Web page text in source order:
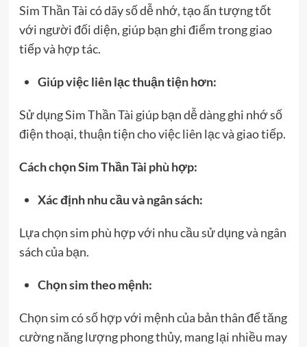
Sim Thần Tài có dãy số dễ nhớ, tạo ấn tượng tốt
với người đối diện, giúp bạn ghi điểm trong giao
tiếp và hợp tác.
Giúp việc liên lạc thuận tiện hơn:
Sử dụng Sim Thần Tài giúp bạn dễ dàng ghi nhớ số
điện thoại, thuận tiện cho việc liên lạc và giao tiếp.
Cách chọn Sim Thần Tài phù hợp:
Xác định nhu cầu và ngân sách:
Lựa chọn sim phù hợp với nhu cầu sử dụng và ngân
sách của bạn.
Chọn sim theo mệnh:
Chọn sim có số hợp với mệnh của bản thân để tăng
cường năng lượng phong thủy, mang lại nhiều may